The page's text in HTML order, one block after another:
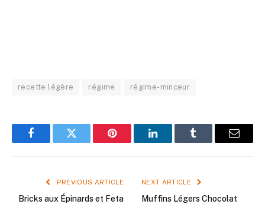
recette légère régime régime-minceur
FacebookTwitter Pinterest LinkedInTumblr Email
PREVIOUS ARTICLE
Bricks aux Épinards et Feta
NEXT ARTICLE
Muffins Légers Chocolat